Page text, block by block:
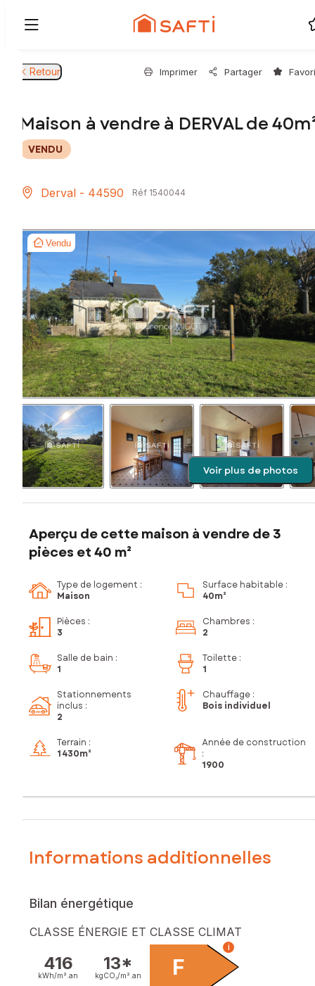
Retour Imprimer Partager
Maison à vendre à DERVAL de
VENDU
Derval - 44590 Réf 1540044
Vendu
Voir plus de photos
Aperçu de cette maison à vendre de 3
pièces et 40 m²
Type de logement :
Maison
Surface habitable :
40m²
Pièces :
3
Chambres :
2
Salle de bain :
1
Toilette :
1
Stationnements
inclus :
2
Chauffage :
Bois individuel
Terrain :
1 430m²
Année de construction
:
1900
Informations additionnelles
Bilan énergétique
CLASSE ÉNERGIE ET CLASSE CLIMAT
416
kWh/m². an
13*
kgCO₂/m². an F
i